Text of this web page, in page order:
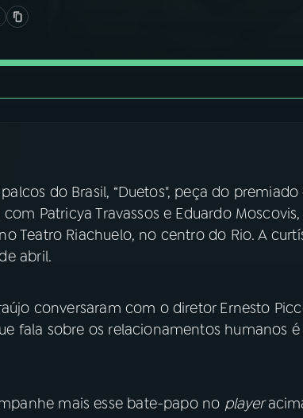
do Brasil, “Duetos", peça do
Patricya Travassos e Eduardo
Teatro Riachuelo, no centro do Rio. A
abril.
conversaram com o diretor Ernesto
fala sobre os relacionamentos humanos
mais esse bate-papo no player